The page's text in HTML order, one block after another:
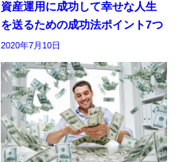
資産運用に成功して幸せな人生
を送るための成功法ポイント7つ
2020年7月10日